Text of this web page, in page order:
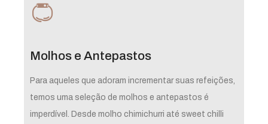
Molhos e Antepastos
Para aqueles que adoram incrementar suas refeições,
temos uma seleção de molhos e antepastos é
imperdível. Desde molho chimichurri até sweet chilli